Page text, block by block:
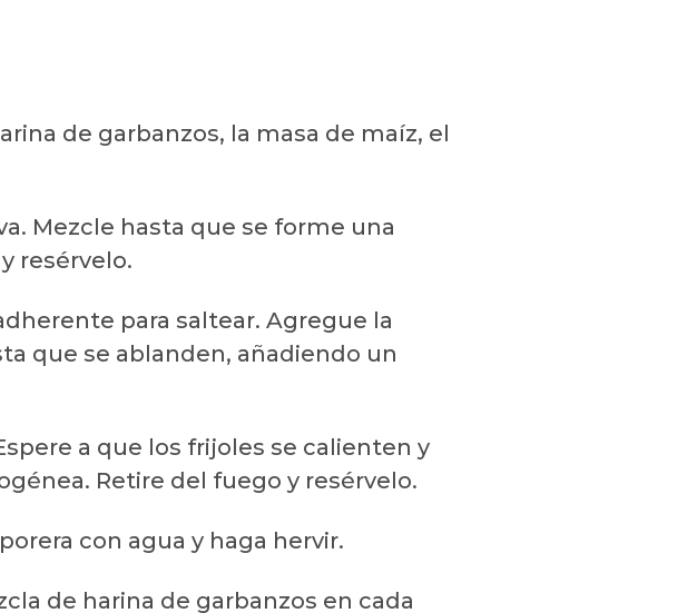
de garbanzos, la masa de maíz, el
Mezcle hasta que se forme una
resérvelo.
para saltear. Agregue la
que se ablanden, añadiendo un
a que los frijoles se calienten y
Retire del fuego y resérvelo.
con agua y haga hervir.
de harina de garbanzos en cada